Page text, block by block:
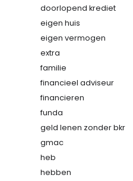
doorlopend krediet
eigen huis
eigen vermogen
extra
familie
financieel adviseur
financieren
funda
geld lenen zonder bkr
gmac
heb
hebben